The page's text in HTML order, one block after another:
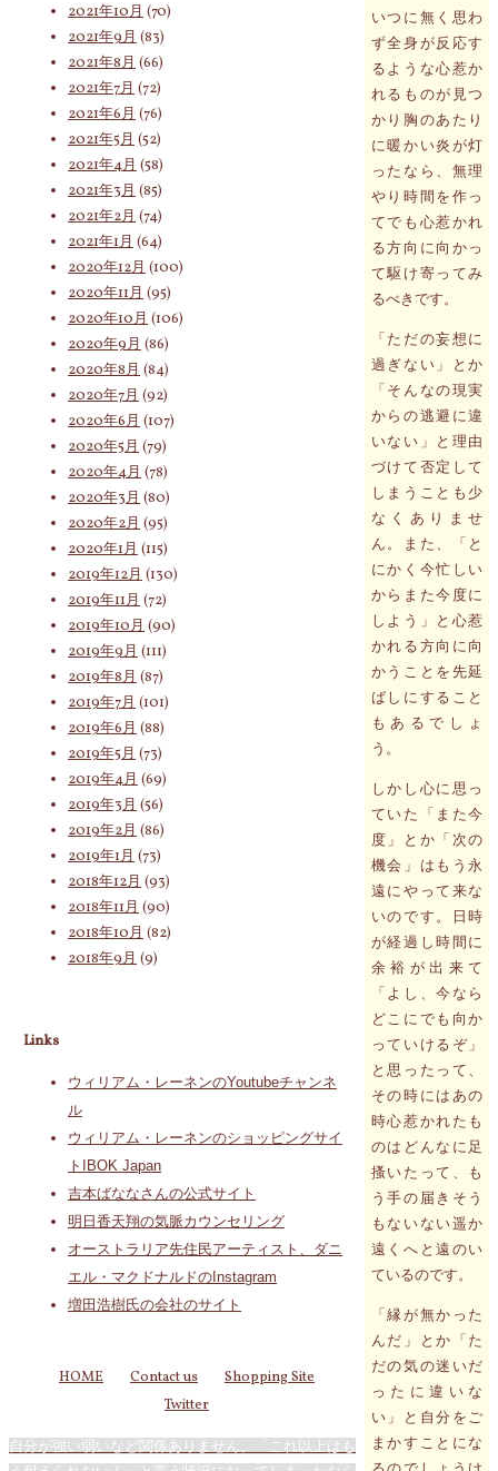
いつに無く思わ
ず全身が反応す
るような心惹か
れるものが見つ
かり胸のあたり
に暖かい炎が灯
ったなら、無理
やり時間を作っ
てでも心惹かれ
る方向に向かっ
て駆け寄ってみ
るべきです。
「ただの妄想に
過ぎない」とか
「そんなの現実
からの逃避に違
いない」と理由
づけて否定して
しまうことも少
なくありませ
ん。また、「と
にかく今忙しい
からまた今度に
しよう」と心惹
かれる方向に向
かうことを先延
ばしにすること
もあるでしょ
う。
しかし心に思っ
ていた「また今
度」とか「次の
機会」はもう永
遠にやって来な
いのです。日時
が経過し時間に
余裕が出来て
「よし、今なら
どこにでも向か
っていけるぞ」
と思ったって、
その時にはあの
時心惹かれたも
のはどんなに足
搔いたって、も
う手の届きそう
もないない遥か
遠くへと遠のい
ているのです。
「縁が無かった
んだ」とか「た
だの気の迷いだ
ったに違いな
い」と自分をご
まかすことにな
2021年10月 (70)
2021年9月 (83)
2021年8月 (66)
2021年7月 (72)
2021年6月 (76)
2021年5月 (52)
2021年4月 (58)
2021年3月 (85)
2021年2月 (74)
2021年1月 (64)
2020年12月 (100)
2020年11月 (95)
2020年10月 (106)
2020年9月 (86)
2020年8月 (84)
2020年7月 (92)
2020年6月 (107)
2020年5月 (79)
2020年4月 (78)
2020年3月 (80)
2020年2月 (95)
2020年1月 (115)
2019年12月 (130)
2019年11月 (72)
2019年10月 (90)
2019年9月 (111)
2019年8月 (87)
2019年7月 (101)
2019年6月 (88)
2019年5月 (73)
2019年4月 (69)
2019年3月 (56)
2019年2月 (86)
2019年1月 (73)
2018年12月 (93)
2018年11月 (90)
2018年10月 (82)
2018年9月 (9)
Links
ウィリアム・レーネンのYoutubeチャンネ
ル
ウィリアム・レーネンのショッピングサイ
トIBOK Japan
吉本ばななさんの公式サイト
明日香天翔の気脈カウンセリング
オーストラリア先住民アーティスト、ダニ
エル・マクドナルドのInstagram
増田浩樹氏の会社のサイト
HOME Contact us
Shopping Site
Twitter
自分が強い弱いなど関係ありません。「これ以上はも